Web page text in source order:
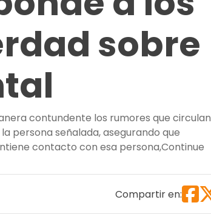
sobre
contundente los rumores que circulan
persona señalada, asegurando que
contacto con esa persona,Continue
Compartir en: